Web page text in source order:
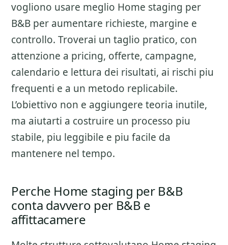
vogliono usare meglio Home staging per
B&B per aumentare richieste, margine e
controllo. Troverai un taglio pratico, con
attenzione a pricing, offerte, campagne,
calendario e lettura dei risultati, ai rischi piu
frequenti e a un metodo replicabile.
L’obiettivo non e aggiungere teoria inutile,
ma aiutarti a costruire un processo piu
stabile, piu leggibile e piu facile da
mantenere nel tempo.
Perche Home staging per B&B
conta davvero per B&B e
affittacamere